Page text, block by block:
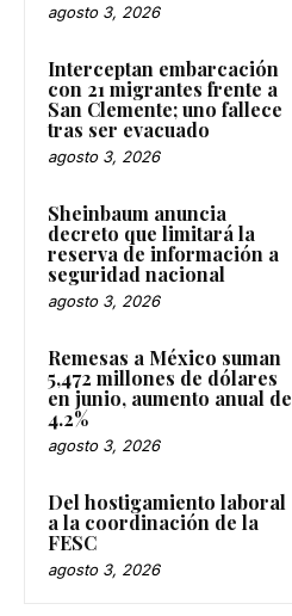
agosto 3, 2026
Interceptan embarcación
con 21 migrantes frente a
San Clemente; uno fallece
tras ser evacuado
agosto 3, 2026
Sheinbaum anuncia
decreto que limitará la
reserva de información a
seguridad nacional
agosto 3, 2026
Remesas a México suman
5,472 millones de dólares
en junio, aumento anual de
4.2%
agosto 3, 2026
Del hostigamiento laboral
a la coordinación de la
FESC
agosto 3, 2026